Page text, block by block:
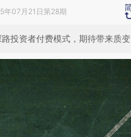
年07月21日第28期
投资者付费模式，期待带来质变